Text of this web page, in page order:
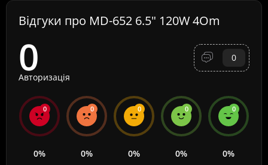
Відгуки про MD-652 6.5" 120W 4Om
0
0
Авторизація
0
0%
0
0%
0
0%
0
0%
0
0%